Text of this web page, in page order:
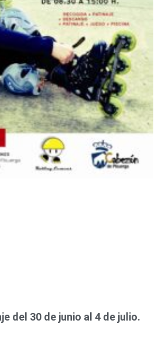
del 30 de junio al 4 de julio.